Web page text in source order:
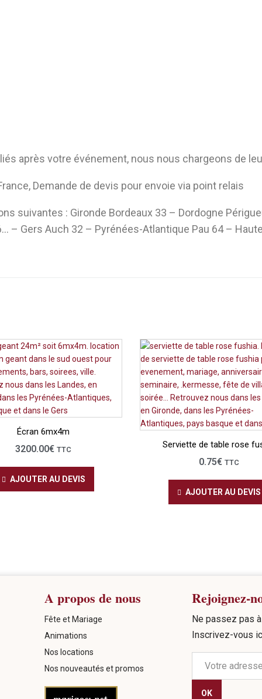
après votre événement, nous nous chargeons de
Demande de devis pour envoie via point relais
suivantes : Gironde Bordeaux 33 – Dordogne
– Gers Auch 32 – Pyrénées-Atlantique Pau 64 –
Écran 6mx4m
3200.00€ TTC
AJOUTER AU DEVIS
Serviette de table rose
0.75€ TTC
AJOUTER AU DEVIS
A propos de nous
Fête et Mariage
Animations
Nos locations
Nos nouveautés et promos
Rejoignez-
Ne passez pas
Inscrivez-vous
OK